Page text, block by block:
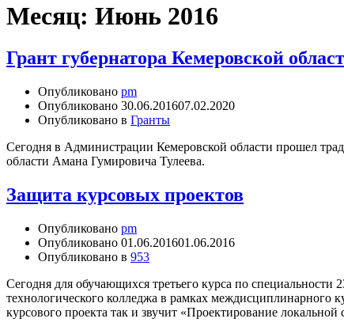
Месяц: Июнь 2016
Грант губернатора Кемеровской
Опубликовано pm
Опубликовано 30.06.201607.02.2020
Опубликовано в Гранты
Сегодня в Администрации Кемеровской области прошел
области Амана Гумировича Тулеева.
Защита курсовых проектов
Опубликовано pm
Опубликовано 01.06.201601.06.2016
Опубликовано в 953
Сегодня для обучающихся третьего курса по
технологического колледжа в рамках междисциплинарного
курсового проекта так и звучит «Проектирование